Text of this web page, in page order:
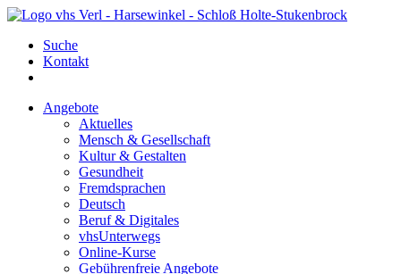
Suche
Kontakt
Angebote
Aktuelles
Mensch & Gesellschaft
Kultur & Gestalten
Gesundheit
Fremdsprachen
Deutsch
Beruf & Digitales
vhsUnterwegs
Online-Kurse
Gebührenfreie Angebote